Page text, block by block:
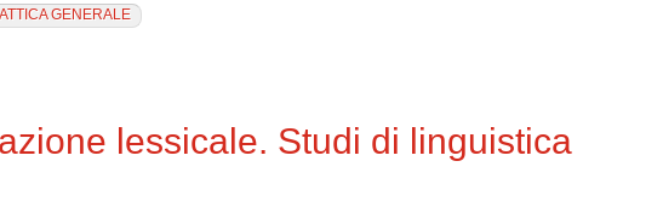
GENERALE
lessicale. Studi di linguistica